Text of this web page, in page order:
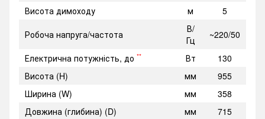
Висота димоходу
м
5
Робоча напруга/частота
В/
Гц
~220/50
Електрична потужність, до ** Вт
130
Висота (H)
мм
955
Ширина (W)
мм
358
Довжина (глибина) (D)
мм 715